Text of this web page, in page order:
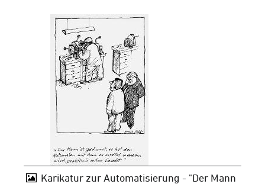
Karikatur zur Automatisierung - "Der Mann